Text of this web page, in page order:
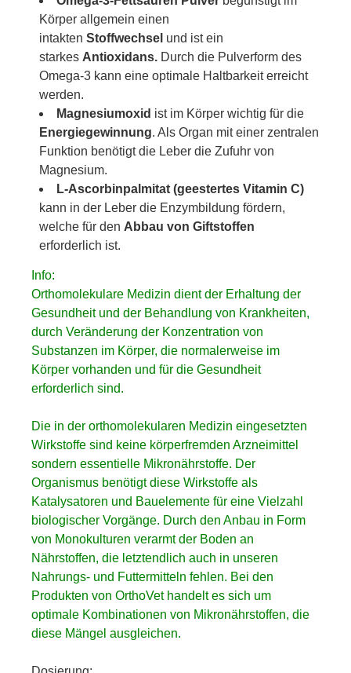
Körper allgemein einen
intakten Stoffwechsel und ist ein
starkes Antioxidans. Durch die Pulverform des
Omega-3 kann eine optimale Haltbarkeit erreicht
werden.
Magnesiumoxid ist im Körper wichtig für die
Energiegewinnung. Als Organ mit einer zentralen
Funktion benötigt die Leber die Zufuhr von
Magnesium.
L-Ascorbinpalmitat (geestertes Vitamin C)
kann in der Leber die Enzymbildung fördern,
welche für den Abbau von Giftstoffen
erforderlich ist.
Info:
Orthomolekulare Medizin dient der Erhaltung der
Gesundheit und der Behandlung von Krankheiten,
durch Veränderung der Konzentration von
Substanzen im Körper, die normalerweise im
Körper vorhanden und für die Gesundheit
erforderlich sind.
Die in der orthomolekularen Medizin eingesetzten
Wirkstoffe sind keine körperfremden Arzneimittel
sondern essentielle Mikronährstoffe. Der
Organismus benötigt diese Wirkstoffe als
Katalysatoren und Bauelemente für eine Vielzahl
biologischer Vorgänge. Durch den Anbau in Form
von Monokulturen verarmt der Boden an
Nährstoffen, die letztendlich auch in unseren
Nahrungs- und Futtermitteln fehlen. Bei den
Produkten von OrthoVet handelt es sich um
optimale Kombinationen von Mikronährstoffen, die
diese Mängel ausgleichen.